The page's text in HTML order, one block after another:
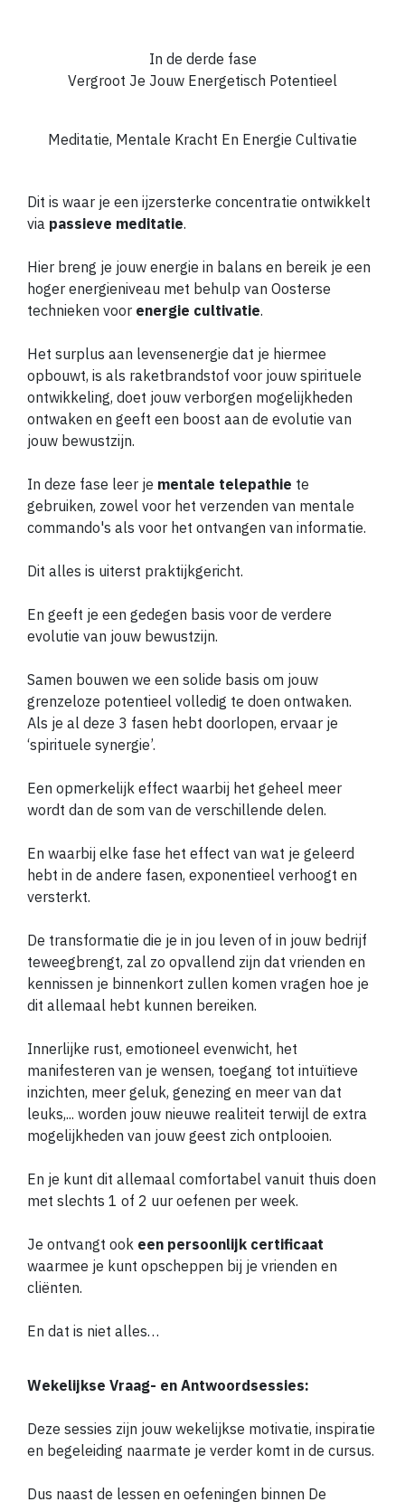
In de derde fase
Vergroot Je Jouw Energetisch Potentieel
Meditatie, Mentale Kracht En Energie Cultivatie
Dit is waar je een ijzersterke concentratie ontwikkelt
via passieve meditatie.
Hier breng je jouw energie in balans en bereik je een
hoger energieniveau met behulp van Oosterse
technieken voor energie cultivatie.
Het surplus aan levensenergie dat je hiermee
opbouwt, is als raketbrandstof voor jouw spirituele
ontwikkeling, doet jouw verborgen mogelijkheden
ontwaken en geeft een boost aan de evolutie van
jouw bewustzijn.
In deze fase leer je mentale telepathie te
gebruiken, zowel voor het verzenden van mentale
commando's als voor het ontvangen van informatie.
Dit alles is uiterst praktijkgericht.
En geeft je een gedegen basis voor de verdere
evolutie van jouw bewustzijn.
Samen bouwen we een solide basis om jouw
grenzeloze potentieel volledig te doen ontwaken.
Als je al deze 3 fasen hebt doorlopen, ervaar je
‘spirituele synergie’.
Een opmerkelijk effect waarbij het geheel meer
wordt dan de som van de verschillende delen.
En waarbij elke fase het effect van wat je geleerd
hebt in de andere fasen, exponentieel verhoogt en
versterkt.
De transformatie die je in jou leven of in jouw bedrijf
teweegbrengt, zal zo opvallend zijn dat vrienden en
kennissen je binnenkort zullen komen vragen hoe je
dit allemaal hebt kunnen bereiken.
Innerlijke rust, emotioneel evenwicht, het
manifesteren van je wensen, toegang tot intuïtieve
inzichten, meer geluk, genezing en meer van dat
leuks,... worden jouw nieuwe realiteit terwijl de extra
mogelijkheden van jouw geest zich ontplooien.
En je kunt dit allemaal comfortabel vanuit thuis doen
met slechts 1 of 2 uur oefenen per week.
Je ontvangt ook een persoonlijk certificaat
waarmee je kunt opscheppen bij je vrienden en
cliënten.
En dat is niet alles…
Wekelijkse Vraag- en Antwoordsessies:
Deze sessies zijn jouw wekelijkse motivatie, inspiratie
en begeleiding naarmate je verder komt in de cursus.
Dus naast de lessen en oefeningen binnen De